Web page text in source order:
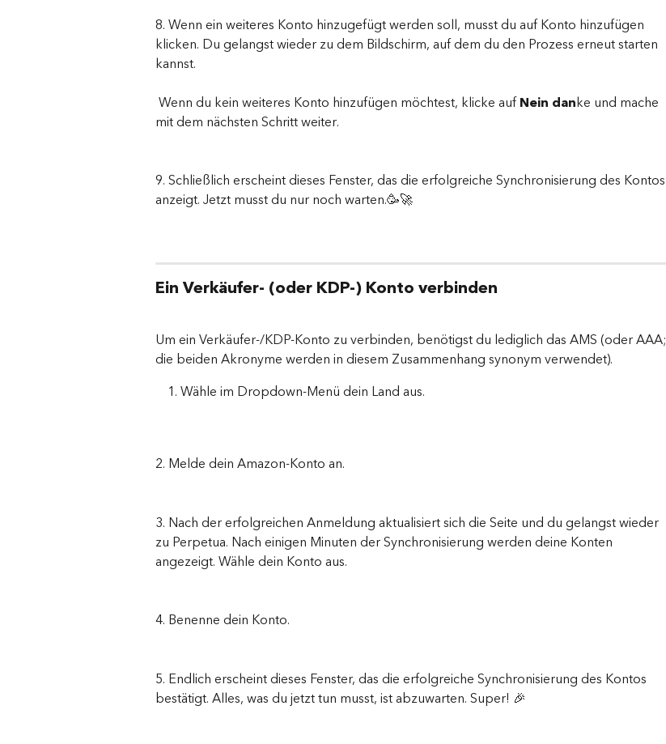
8. Wenn ein weiteres Konto hinzugefügt werden soll, musst du auf Konto hinzufügen
klicken. Du gelangst wieder zu dem Bildschirm, auf dem du den Prozess erneut starten
kannst.
Wenn du kein weiteres Konto hinzufügen möchtest, klicke auf Nein danke und mache
mit dem nächsten Schritt weiter.
9. Schließlich erscheint dieses Fenster, das die erfolgreiche Synchronisierung des Kontos
anzeigt. Jetzt musst du nur noch warten.🥳🚀
Ein Verkäufer- (oder KDP-) Konto verbinden
Um ein Verkäufer-/KDP-Konto zu verbinden, benötigst du lediglich das AMS (oder AAA;
die beiden Akronyme werden in diesem Zusammenhang synonym verwendet).
Wähle im Dropdown-Menü dein Land aus.
2. Melde dein Amazon-Konto an.
3. Nach der erfolgreichen Anmeldung aktualisiert sich die Seite und du gelangst wieder
zu Perpetua. Nach einigen Minuten der Synchronisierung werden deine Konten
angezeigt. Wähle dein Konto aus.
4. Benenne dein Konto.
5. Endlich erscheint dieses Fenster, das die erfolgreiche Synchronisierung des Kontos
bestätigt. Alles, was du jetzt tun musst, ist abzuwarten. Super! 🎉